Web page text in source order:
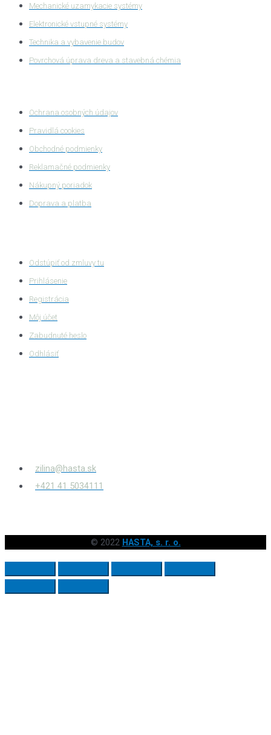
Mechanické uzamykacie systémy
Elektronické vstupné systémy
Technika a vybavenie budov
Povrchová úprava dreva a stavebná chémia
Ochrana osobných údajov
Pravidlá cookies
Obchodné podmienky
Reklamačné podmienky
Nákupný poriadok
Doprava a platba
Odstúpiť od zmluvy tu
Prihlásenie
Registrácia
Môj účet
Zabudnuté heslo
Odhlásiť
zilina@hasta.sk
+421 41 5034111
© 2022 HASTA, s. r. o.